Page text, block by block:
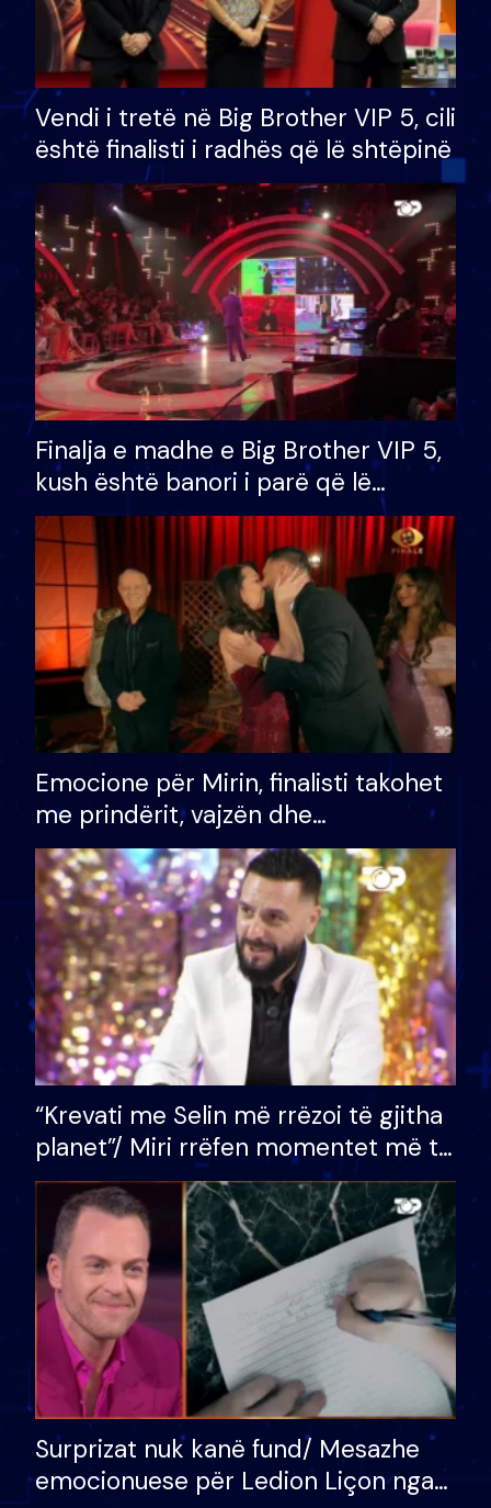
Vendi i tretë në Big Brother VIP 5, cili
është finalisti i radhës që lë shtëpinë
Finalja e madhe e Big Brother VIP 5,
kush është banori i parë që lë
shtëpinë dhe humb mundësinë për
të fituar çmimin e madh
Emocione për Mirin, finalisti takohet
me prindërit, vajzën dhe
bashkëshorten: S’kemi ndonjë letër
divorci apo jo?
“Krevati me Selin më rrëzoi të gjitha
planet”/ Miri rrëfen momentet më të
bukura në shtëpinë e BB VIP: Do më
mungojë zilja e mëngjesit kur…
Surprizat nuk kanë fund/ Mesazhe
emocionuese për Ledion Liçon nga